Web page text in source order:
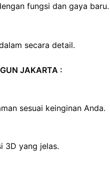
fungsi dan gaya baru.
secara detail.
JAKARTA :
sesuai keinginan Anda.
3D yang jelas.